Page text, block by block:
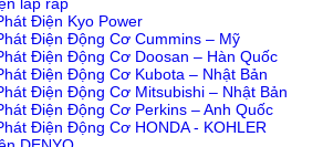
Điện Kyo Power
Điện Động Cơ Cummins – Mỹ
Điện Động Cơ Doosan – Hàn Quốc
Điện Động Cơ Kubota – Nhật Bản
Điện Động Cơ Mitsubishi – Nhật Bản
Điện Động Cơ Perkins – Anh Quốc
Điện Động Cơ HONDA - KOHLER